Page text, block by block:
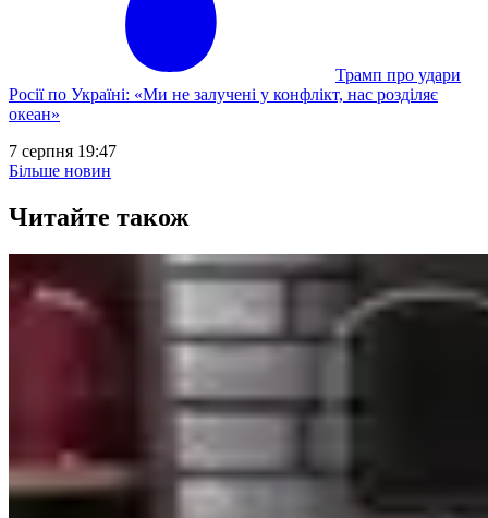
Трамп про удари
Росії по Україні: «Ми не залучені у конфлікт, нас розділяє
океан»
7 серпня 19:47
Більше новин
Читайте також